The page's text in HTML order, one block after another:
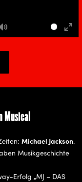
Mute
Musical
Michael Jackson.
Musikgeschichte
Erfolg „MJ – DAS